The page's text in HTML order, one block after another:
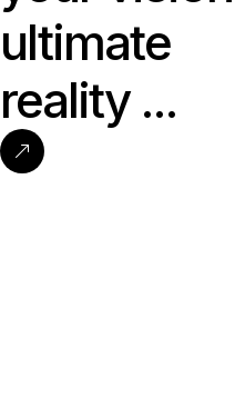
ultimate
reality...